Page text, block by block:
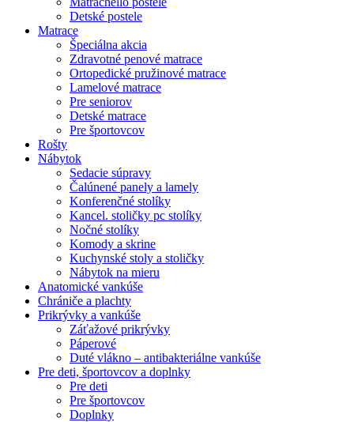
Detské postele
Matrace
Špeciálna akcia
Zdravotné penové matrace
Ortopedické pružinové matrace
Lamelové matrace
Pre seniorov
Detské matrace
Pre športovcov
Rošty
Nábytok
Sedacie súpravy
Čalúnené panely a lamely
Konferenčné stolíky
Kancel. stoličky pc stolíky
Nočné stolíky
Komody a skrine
Kuchynské stoly a stoličky
Nábytok na mieru
Anatomické vankúše
Chrániče a plachty
Prikrývky a vankúše
Záťažové prikrývky
Páperové
Duté vlákno – antibakteriálne vankúše
Pre deti, športovcov a doplnky
Pre deti
Pre športovcov
Doplnky